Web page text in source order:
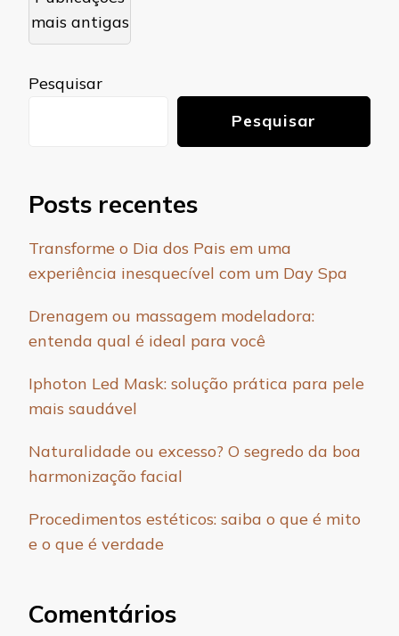
por
posts
mais antigas
Pesquisar
Pesquisar
Posts recentes
Transforme o Dia dos Pais em uma
experiência inesquecível com um Day Spa
Drenagem ou massagem modeladora:
entenda qual é ideal para você
Iphoton Led Mask: solução prática para pele
mais saudável
Naturalidade ou excesso? O segredo da boa
harmonização facial
Procedimentos estéticos: saiba o que é mito
e o que é verdade
Comentários